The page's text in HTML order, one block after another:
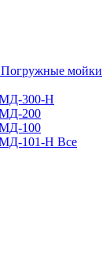
Погружные мойки
МД-300-H
МД-200
МД-100
МД-101-Н Все